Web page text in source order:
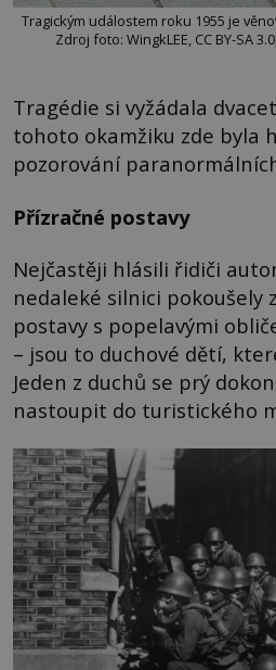
Tragickým událostem roku 1955 je
Zdroj foto: WingkLEE, CC BY-SA
Tragédie si vyžádala
tohoto okamžiku zde byla
pozorování
Přízračné postavy
Nejčastěji hlásili řidiči
nedaleké silnici pokoušely
postavy s popelavými
– jsou to duchové dětí,
Jeden z duchů se prý
nastoupit do turistického